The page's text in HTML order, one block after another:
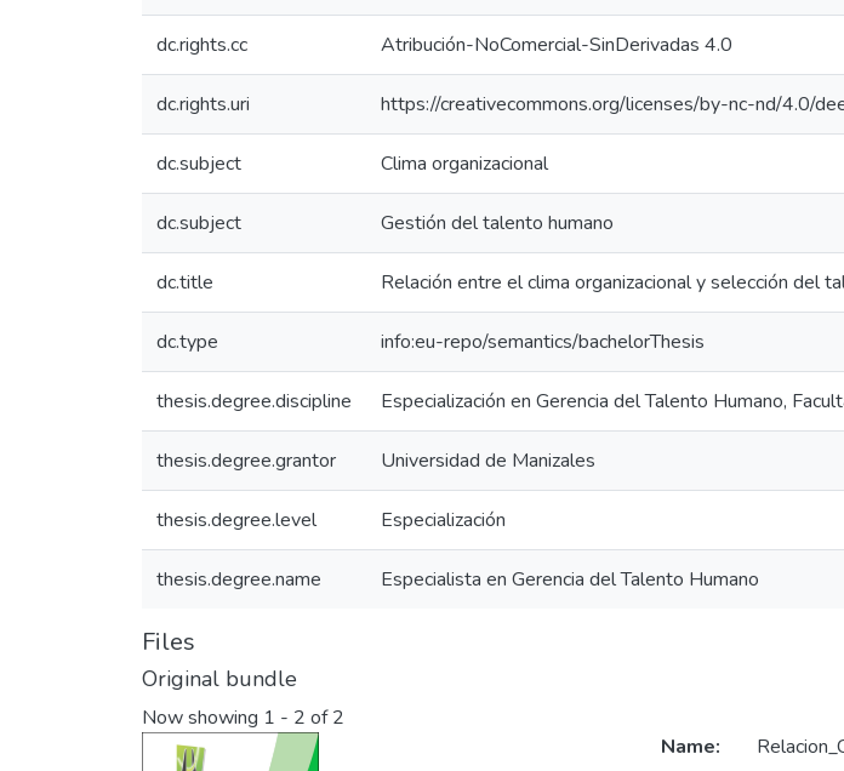
dc.rights.cc Atribución-NoComercial-SinDerivadas 4.0
dc.rights.uri https://creativecommons.org/licenses/by-nc-nd/4.0/
dc.subject Clima organizacional
dc.subject Gestión del talento humano
dc.title Relación entre el clima organizacional y selección del
dc.type info:eu-repo/semantics/bachelorThesis
thesis.degree.discipline Especialización en Gerencia del Talento Humano,
thesis.degree.grantor Universidad de Manizales
thesis.degree.level Especialización
thesis.degree.name Especialista en Gerencia del Talento Humano
Files
Original bundle
Now showing 1 - 2 of 2
Name: